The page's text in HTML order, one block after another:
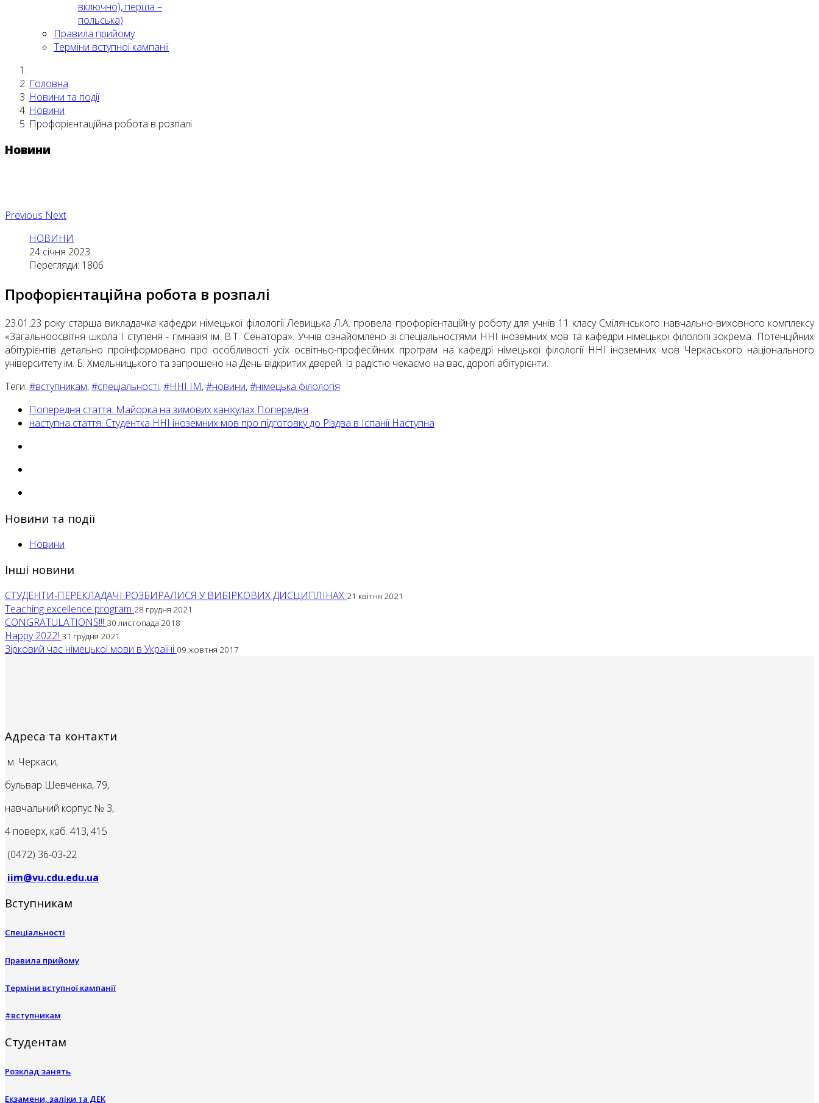
включно), перша –
польська)
Правила прийому
Терміни вступної кампанії
Головна
Новини та події
Новини
Профорієнтаційна робота в розпалі
Новини
Previous Next
НОВИНИ
24 січня 2023
Перегляди: 1806
Профорієнтаційна робота в розпалі
23.01.23 року старша викладачка кафедри німецької філології Левицька Л.А. провела профорієнтаційну роботу для учнів 11 класу Смілянського навчально-виховного комплексу
«Загальноосвітня школа I ступеня - гімназія ім. В.Т. Сенатора». Учнів ознайомлено зі спеціальностями ННІ іноземних мов та кафедри німецької філології зокрема. Потенційних
абітурієнтів детально проінформовано про особливості усіх освітньо-професійних програм на кафедрі німецької філології ННІ іноземних мов Черкаського національного
університету ім. Б. Хмельницького та запрошено на День відкритих дверей. Із радістю чекаємо на вас, дорогі абітурієнти.
Теги: #вступникам,#спеціальності,#ННІ ІМ,#новини,#німецька філологія
Попередня стаття: Майорка на зимових канікулах Попередня
наступна стаття: Студентка ННІ іноземних мов про підготовку до Різдва в Іспанії Наступна
Новини та події
Новини
Інші новини
СТУДЕНТИ-ПЕРЕКЛАДАЧІ РОЗБИРАЛИСЯ У ВИБІРКОВИХ ДИСЦИПЛІНАХ 21 квітня 2021
Teaching excellence program 28 грудня 2021
CONGRATULATIONS!!! 30 листопада 2018
Happy 2022! 31 грудня 2021
Зірковий час німецької мови в Україні 09 жовтня 2017
Адреса та контакти
м. Черкаси,
бульвар Шевченка, 79,
навчальний корпус № 3,
4 поверх, каб. 413, 415
(0472) 36-03-22
iim@vu.cdu.edu.ua
Вступникам
Спеціальності
Правила прийому
Терміни вступної кампанії
#вступникам
Студентам
Розклад занять
Екзамени, заліки та ДЕК